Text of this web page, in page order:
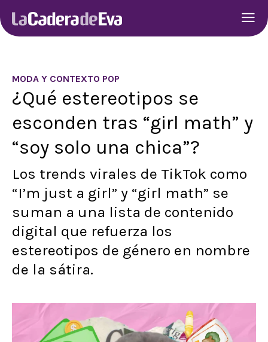
MODA Y CONTEXTO POP
¿Qué estereotipos se
esconden tras “girl math” y
“soy solo una chica”?
Los trends virales de TikTok como
“I’m just a girl” y “girl math” se
suman a una lista de contenido
digital que refuerza los
estereotipos de género en nombre
de la sátira.